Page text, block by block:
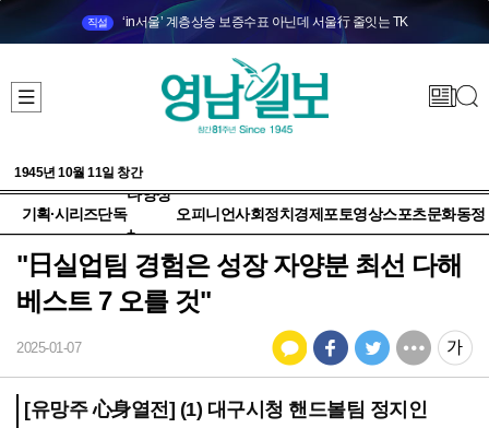
직설 ‘in서울’ 계층상승 보증수표 아닌데 서울行 줄잇는 TK
1945년 10월 11일 창간
기획·시리즈단독
다양성
+
오피니언사회정치 경제 포토영상스포츠문화동정
"日실업팀 경험은 성장 자양분 최선 다해
베스트 7 오를 것"
2025-01-07
[유망주 心身열전] (1) 대구시청 핸드볼팀 정지인